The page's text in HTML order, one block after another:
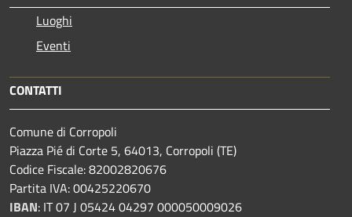
Luoghi
Eventi
CONTATTI
Comune di Corropoli
Piazza Pié di Corte 5, 64013, Corropoli (TE)
Codice Fiscale: 82002820676
Partita IVA: 00425220670
IBAN: IT 07 J 05424 04297 000050009026